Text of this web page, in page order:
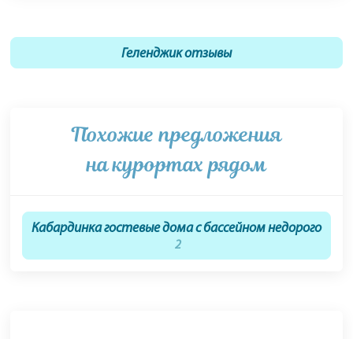
Геленджик отзывы
Похожие предложения
на курортах рядом
Кабардинка гостевые дома с бассейном недорого
2